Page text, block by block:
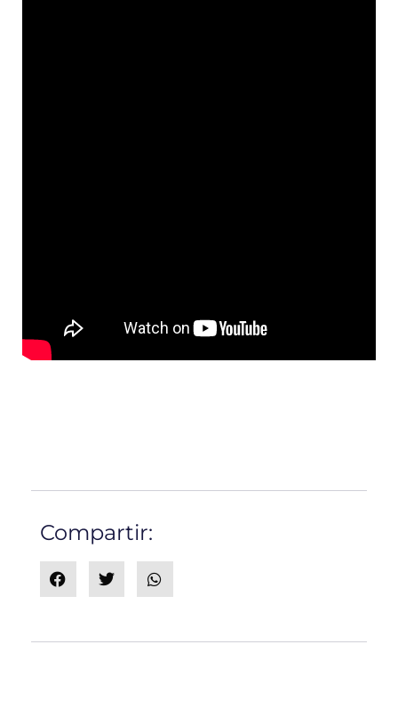
Compartir: